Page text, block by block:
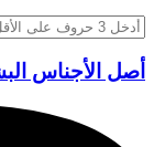
أصل الأجناس